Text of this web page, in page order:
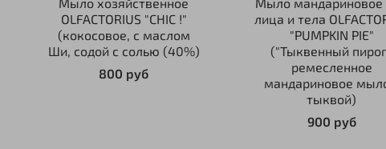
OLFACTORIUS "CHIC !"
(кокосовое, с маслом
Ши, содой с солью (40%)
800 руб
лица и тела
"PUMPKIN PIE"
("Тыквенный
ремесленное
мандариновое
тыквой)
900 руб